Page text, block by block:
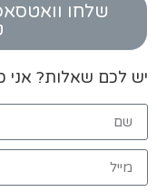
שלחו
יש לכם שאלות? אני